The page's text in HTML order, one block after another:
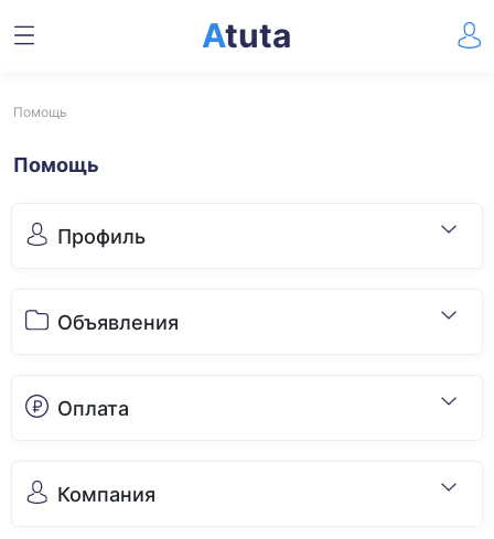
Atuta
Помощь
Помощь
Профиль
Объявления
Оплата
Компания